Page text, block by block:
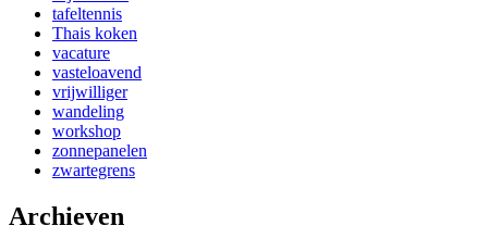
tafeltennis
Thais koken
vacature
vasteloavend
vrijwilliger
wandeling
workshop
zonnepanelen
zwartegrens
Archieven